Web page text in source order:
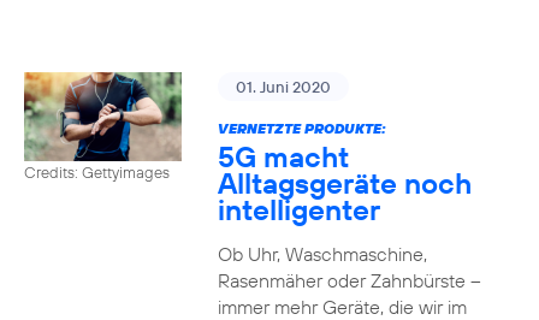
Credits: Gettyimages
01. Juni 2020
VERNETZTE PRODUKTE:
5G macht
Alltagsgeräte noch
intelligenter
Ob Uhr, Waschmaschine,
Rasenmäher oder Zahnbürste –
immer mehr Geräte, die wir im